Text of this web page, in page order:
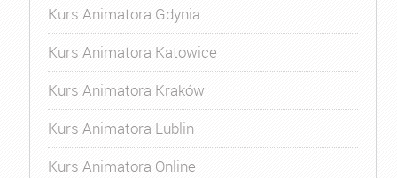
Kurs Animatora Gdynia
Kurs Animatora Katowice
Kurs Animatora Kraków
Kurs Animatora Lublin
Kurs Animatora Online